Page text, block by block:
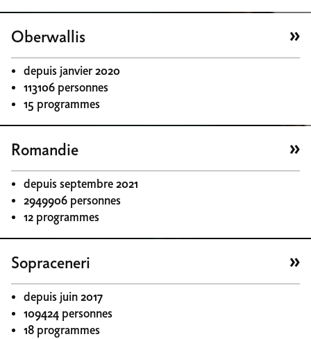
Oberwallis
depuis janvier 2020
113106 personnes
15 programmes
Romandie
depuis septembre 2021
2949906 personnes
12 programmes
Sopraceneri
depuis juin 2017
109424 personnes
18 programmes